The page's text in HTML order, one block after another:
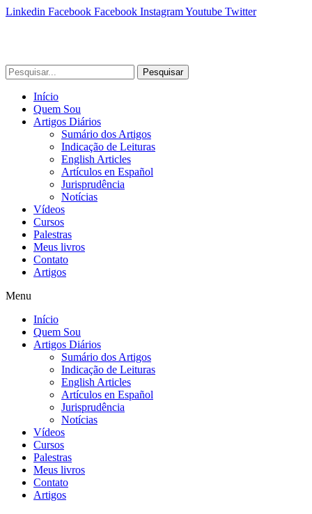
Linkedin Facebook Facebook InstagramYoutube Twitter
Pesquisar
Início
Quem Sou
Artigos Diários
Sumário dos Artigos
Indicação de Leituras
English Articles
Artículos en Español
Jurisprudência
Notícias
Vídeos
Cursos
Palestras
Meus livros
Contato
Artigos
Menu
Início
Quem Sou
Artigos Diários
Sumário dos Artigos
Indicação de Leituras
English Articles
Artículos en Español
Jurisprudência
Notícias
Vídeos
Cursos
Palestras
Meus livros
Contato
Artigos